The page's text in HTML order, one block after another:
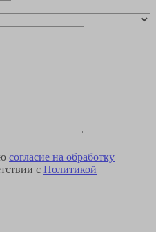
согласие на обработку
с Политикой